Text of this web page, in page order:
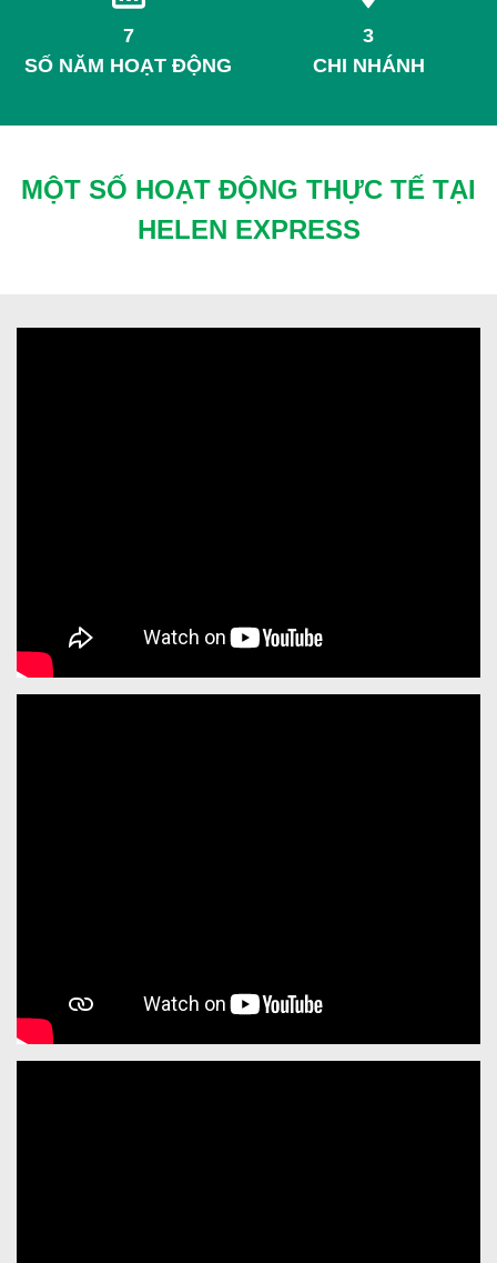
7
SỐ NĂM HOẠT ĐỘNG
3
CHI NHÁNH
MỘT SỐ HOẠT ĐỘNG THỰC TẾ TẠI
HELEN EXPRESS